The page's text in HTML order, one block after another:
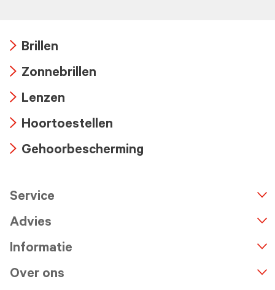
icon
Brillen
icon
Zonnebrillen
icon
Lenzen
icon
Hoortoestellen
Gehoorbescherming
Service
Advies
Informatie
Over ons